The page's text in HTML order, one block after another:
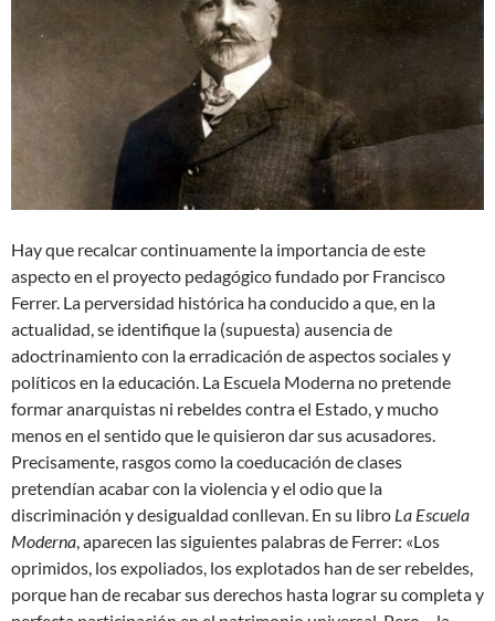
Hay que recalcar continuamente la importancia de este
aspecto en el proyecto pedagógico fundado por Francisco
Ferrer. La perversidad histórica ha conducido a que, en la
actualidad, se identifique la (supuesta) ausencia de
adoctrinamiento con la erradicación de aspectos sociales y
políticos en la educación. La Escuela Moderna no pretende
formar anarquistas ni rebeldes contra el Estado, y mucho
menos en el sentido que le quisieron dar sus acusadores.
Precisamente, rasgos como la coeducación de clases
pretendían acabar con la violencia y el odio que la
discriminación y desigualdad conllevan. En su libro La Escuela
Moderna, aparecen las siguientes palabras de Ferrer: «Los
oprimidos, los expoliados, los explotados han de ser rebeldes,
porque han de recabar sus derechos hasta lograr su completa y